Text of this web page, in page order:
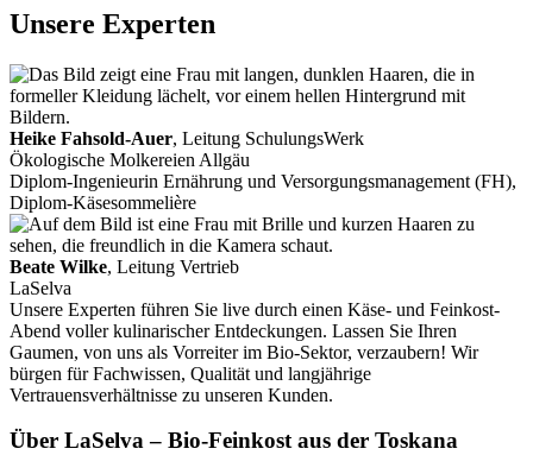
Unsere Experten
Heike Fahsold-Auer, Leitung SchulungsWerk
Ökologische Molkereien Allgäu
Diplom-Ingenieurin Ernährung und Versorgungsmanagement (FH),
Diplom-Käsesommelière
Beate Wilke, Leitung Vertrieb
LaSelva
Unsere Experten führen Sie live durch einen Käse- und Feinkost-
Abend voller kulinarischer Entdeckungen. Lassen Sie Ihren
Gaumen, von uns als Vorreiter im Bio-Sektor, verzaubern! Wir
bürgen für Fachwissen, Qualität und langjährige
Vertrauensverhältnisse zu unseren Kunden.
Über LaSelva – Bio-Feinkost aus der Toskana